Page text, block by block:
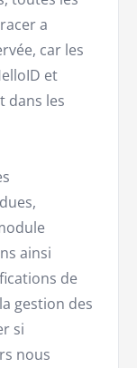
a
car les
et
dans les
ainsi
de
gestion des
si
nous